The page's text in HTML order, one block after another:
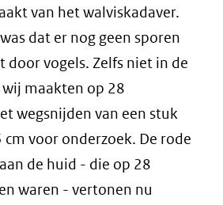
van het walviskadaver.
dat er nog geen sporen
door vogels. Zelfs niet in de
maakten op 28
wegsnijden van een stuk
voor onderzoek. De rode
de huid - die op 28
waren - vertonen nu